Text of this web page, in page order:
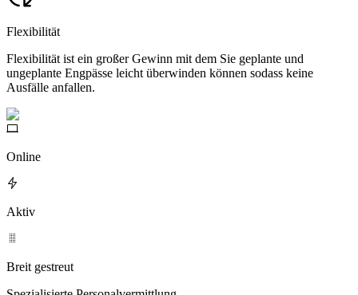
Flexibilität
Flexibilität ist ein großer Gewinn mit dem Sie geplante und
ungeplante Engpässe leicht überwinden können sodass keine
Ausfälle anfallen.
Online
Aktiv
Breit gestreut